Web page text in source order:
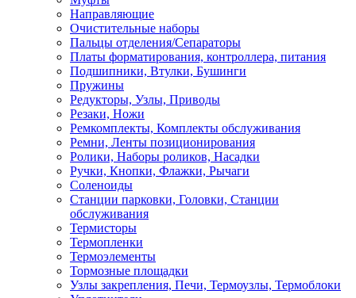
Направляющие
Очистительные наборы
Пальцы отделения/Сепараторы
Платы форматирования, контроллера, питания
Подшипники, Втулки, Бушинги
Пружины
Редукторы, Узлы, Приводы
Резаки, Ножи
Ремкомплекты, Комплекты обслуживания
Ремни, Ленты позиционирования
Ролики, Наборы роликов, Насадки
Ручки, Кнопки, Флажки, Рычаги
Соленоиды
Станции парковки, Головки, Станции
обслуживания
Термисторы
Термопленки
Термоэлементы
Тормозные площадки
Узлы закрепления, Печи, Термоузлы, Термоблоки